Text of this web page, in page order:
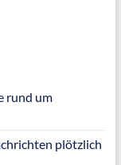
rund um
plötzlich